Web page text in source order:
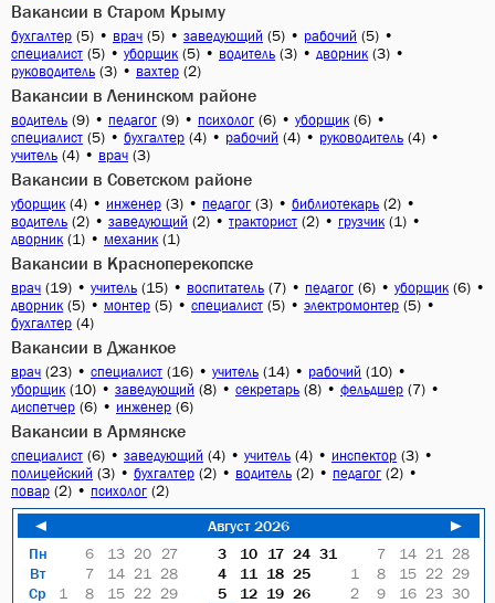
Вакансии в Старом Крыму
бухгалтер (5) • врач (5) • заведующий (5) • рабочий (5) •
специалист (5) • уборщик (5) • водитель (3) • дворник (3) •
руководитель (3) • вахтер (2)
Вакансии в Ленинском районе
водитель (9) • педагог (9) • психолог (6) • уборщик (6) •
специалист (5) • бухгалтер (4) • рабочий (4) • руководитель (4) •
учитель (4) • врач (3)
Вакансии в Советском районе
уборщик (4) • инженер (3) • педагог (3) • библиотекарь (2) •
водитель (2) • заведующий (2) • тракторист (2) • грузчик (1) •
дворник (1) • механик (1)
Вакансии в Красноперекопске
врач (19) • учитель (15) • воспитатель (7) • педагог (6) • уборщик (6) •
дворник (5) • монтер (5) • специалист (5) • электромонтер (5) •
бухгалтер (4)
Вакансии в Джанкое
врач (23) • специалист (16) • учитель (14) • рабочий (10) •
уборщик (10) • заведующий (8) • секретарь (8) • фельдшер (7) •
диспетчер (6) • инженер (6)
Вакансии в Армянске
специалист (6) • заведующий (4) • учитель (4) • инспектор (3) •
полицейский (3) • бухгалтер (2) • водитель (2) • педагог (2) •
повар (2) • психолог (2)
◄
Август 2026
►
Пн
Вт
Ср
6 13 20
27
7
14 21
28
1
8 15 22 29
3 10 17 24 31
4
11 18 25
5
12 19 26
7 14 21
28
1
8 15 22 29
2
9 16 23 30